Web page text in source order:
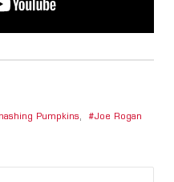
Pumpkins, Joe Rogan